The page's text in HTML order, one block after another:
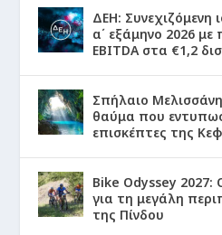
ΔΕΗ:
α΄ εξάμηνο 2026
EBITDA στα €1,2
Σπήλαιο
θαύμα που
επισκέπτες της
Bike Odyssey 2027:
για τη μεγάλη
της Πίνδου